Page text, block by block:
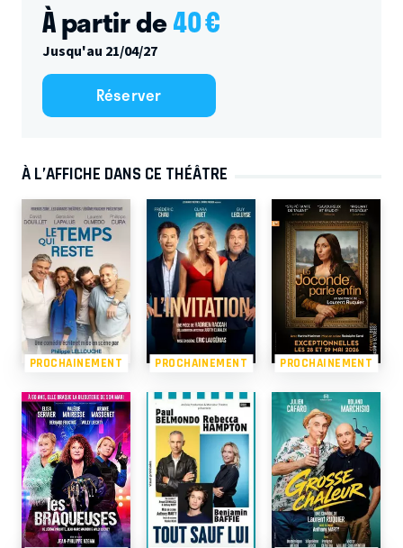
À partir de40€
Jusqu'au 21/04/27
Réserver
À L’AFFICHE DANS CE THÉÂTRE
PROCHAINEMENT PROCHAINEMENT PROCHAINEMENT